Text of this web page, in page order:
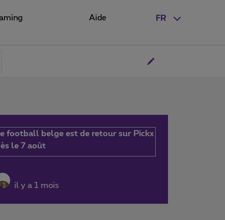
FR
Aide
football belge est de retour sur Pickx
le 7 août
il y a 1 mois